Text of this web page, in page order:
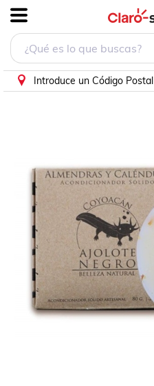
Introduce un Código Postal